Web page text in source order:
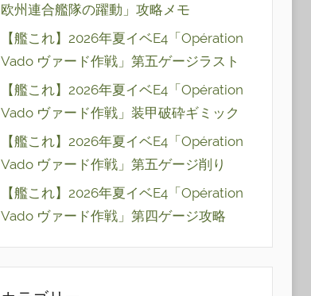
欧州連合艦隊の躍動」攻略メモ
【艦これ】2026年夏イベE4「Opération
Vado ヴァード作戦」第五ゲージラスト
【艦これ】2026年夏イベE4「Opération
Vado ヴァード作戦」装甲破砕ギミック
【艦これ】2026年夏イベE4「Opération
Vado ヴァード作戦」第五ゲージ削り
【艦これ】2026年夏イベE4「Opération
Vado ヴァード作戦」第四ゲージ攻略